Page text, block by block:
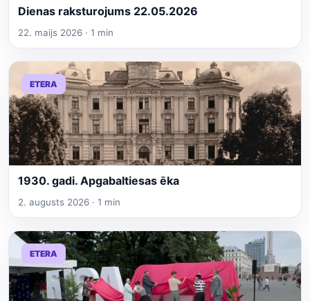
Dienas raksturojums 22.05.2026
22. maijs 2026 · 1 min
ETERA
1930. gadi. Apgabaltiesas ēka
2. augusts 2026 · 1 min
ETERA